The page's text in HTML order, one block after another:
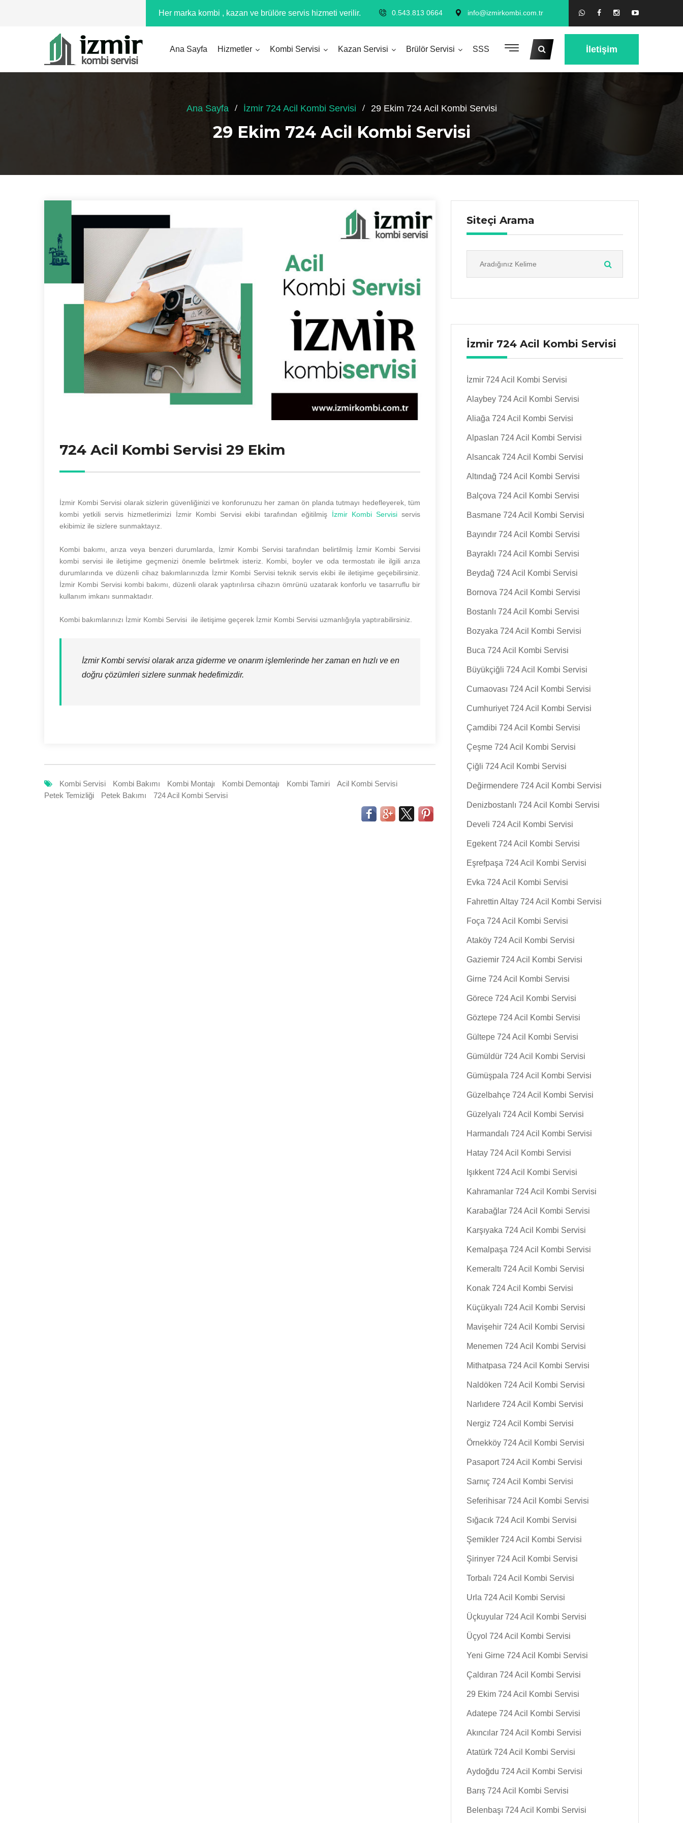
Her marka kombi , kazan ve brülöre servis hizmeti verilir. 0.543.813 0664 info@izmirkombi.com.tr
Ana Sayfa Hizmetler Kombi Servisi Kazan Servisi Brülör Servisi SSS İletişim
Ana Sayfa İzmir 724 Acil Kombi Servisi 29 Ekim 724 Acil Kombi Servisi
29 Ekim 724 Acil Kombi Servisi
724 Acil Kombi Servisi 29 Ekim
İzmir Kombi Servisi olarak sizlerin güvenliğinizi ve konforunuzu her zaman ön planda tutmayı hedefleyerek, tüm
kombi yetkili servis hizmetlerimizi İzmir Kombi Servisi ekibi tarafından eğitilmiş İzmir Kombi Servisiservis
ekibimiz ile sizlere sunmaktayız.
Kombi bakımı, arıza veya benzeri durumlarda, İzmir Kombi Servisi tarafından belirtilmiş İzmir Kombi Servisi
kombi servisi ile iletişime geçmenizi önemle belirtmek isteriz. Kombi, boyler ve oda termostatı ile ilgili arıza
durumlarında ve düzenli cihaz bakımlarınızda İzmir Kombi Servisi teknik servis ekibi ile iletişime geçebilirsiniz.
İzmir Kombi Servisi kombi bakımı, düzenli olarak yaptırılırsa cihazın ömrünü uzatarak konforlu ve tasarruflu bir
kullanım imkanı sunmaktadır.
Kombi bakımlarınızı İzmir Kombi Servisi ile iletişime geçerek İzmir Kombi Servisi uzmanlığıyla yaptırabilirsiniz.
İzmir Kombi servisi olarak arıza giderme ve onarım işlemlerinde her zaman en hızlı ve en
doğru çözümleri sizlere sunmak hedefimizdir.
Kombi Servisi Kombi Bakımı Kombi Montajı Kombi Demontajı Kombi Tamiri
Acil Kombi Servisi
Petek Temizliği
Petek Bakımı 724 Acil Kombi Servisi
Siteçi Arama
İzmir 724 Acil Kombi Servisi
İzmir 724 Acil Kombi Servisi
Alaybey 724 Acil Kombi Servisi
Aliağa 724 Acil Kombi Servisi
Alpaslan 724 Acil Kombi Servisi
Alsancak 724 Acil Kombi Servisi
Altındağ 724 Acil Kombi Servisi
Balçova 724 Acil Kombi Servisi
Basmane 724 Acil Kombi Servisi
Bayındır 724 Acil Kombi Servisi
Bayraklı 724 Acil Kombi Servisi
Beydağ 724 Acil Kombi Servisi
Bornova 724 Acil Kombi Servisi
Bostanlı 724 Acil Kombi Servisi
Bozyaka 724 Acil Kombi Servisi
Buca 724 Acil Kombi Servisi
Büyükçiğli 724 Acil Kombi Servisi
Cumaovası 724 Acil Kombi Servisi
Cumhuriyet 724 Acil Kombi Servisi
Çamdibi 724 Acil Kombi Servisi
Çeşme 724 Acil Kombi Servisi
Çiğli 724 Acil Kombi Servisi
Değirmendere 724 Acil Kombi Servisi
Denizbostanlı 724 Acil Kombi Servisi
Develi 724 Acil Kombi Servisi
Egekent 724 Acil Kombi Servisi
Eşrefpaşa 724 Acil Kombi Servisi
Evka 724 Acil Kombi Servisi
Fahrettin Altay 724 Acil Kombi Servisi
Foça 724 Acil Kombi Servisi
Ataköy 724 Acil Kombi Servisi
Gaziemir 724 Acil Kombi Servisi
Girne 724 Acil Kombi Servisi
Görece 724 Acil Kombi Servisi
Göztepe 724 Acil Kombi Servisi
Gültepe 724 Acil Kombi Servisi
Gümüldür 724 Acil Kombi Servisi
Gümüşpala 724 Acil Kombi Servisi
Güzelbahçe 724 Acil Kombi Servisi
Güzelyalı 724 Acil Kombi Servisi
Harmandalı 724 Acil Kombi Servisi
Hatay 724 Acil Kombi Servisi
Işıkkent 724 Acil Kombi Servisi
Kahramanlar 724 Acil Kombi Servisi
Karabağlar 724 Acil Kombi Servisi
Karşıyaka 724 Acil Kombi Servisi
Kemalpaşa 724 Acil Kombi Servisi
Kemeraltı 724 Acil Kombi Servisi
Konak 724 Acil Kombi Servisi
Küçükyalı 724 Acil Kombi Servisi
Mavişehir 724 Acil Kombi Servisi
Menemen 724 Acil Kombi Servisi
Mithatpasa 724 Acil Kombi Servisi
Naldöken 724 Acil Kombi Servisi
Narlıdere 724 Acil Kombi Servisi
Nergiz 724 Acil Kombi Servisi
Örnekköy 724 Acil Kombi Servisi
Pasaport 724 Acil Kombi Servisi
Sarnıç 724 Acil Kombi Servisi
Seferihisar 724 Acil Kombi Servisi
Sığacık 724 Acil Kombi Servisi
Şemikler 724 Acil Kombi Servisi
Şirinyer 724 Acil Kombi Servisi
Torbalı 724 Acil Kombi Servisi
Urla 724 Acil Kombi Servisi
Üçkuyular 724 Acil Kombi Servisi
Üçyol 724 Acil Kombi Servisi
Yeni Girne 724 Acil Kombi Servisi
Çaldıran 724 Acil Kombi Servisi
29 Ekim 724 Acil Kombi Servisi
Adatepe 724 Acil Kombi Servisi
Akıncılar 724 Acil Kombi Servisi
Atatürk 724 Acil Kombi Servisi
Aydoğdu 724 Acil Kombi Servisi
Barış 724 Acil Kombi Servisi
Belenbaşı 724 Acil Kombi Servisi